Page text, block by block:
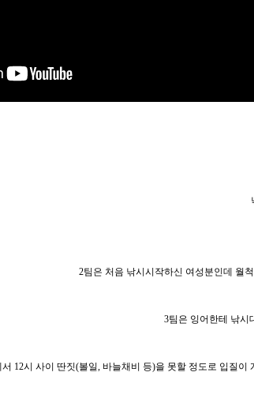
2팀은 처음 낚시시작하신 여성분인데 월
3팀은 잉어한테 낚시
서 12시 사이 딴짓(볼일, 바늘채비 등)을 못할 정도로 입질